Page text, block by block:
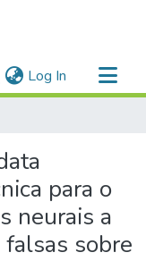
Log In (current)
para o
neurais a
sobre